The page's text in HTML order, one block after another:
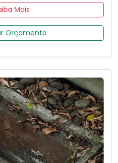
Mais
Orçamento